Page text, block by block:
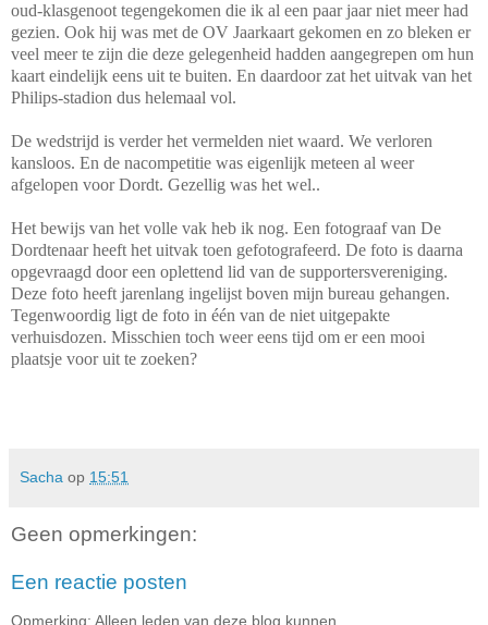
oud-klasgenoot tegengekomen die ik al een paar jaar niet meer had
gezien. Ook hij was met de OV Jaarkaart gekomen en zo bleken er
veel meer te zijn die deze gelegenheid hadden aangegrepen om hun
kaart eindelijk eens uit te buiten. En daardoor zat het uitvak van het
Philips-stadion dus helemaal vol.
De wedstrijd is verder het vermelden niet waard. We verloren
kansloos. En de nacompetitie was eigenlijk meteen al weer
afgelopen voor Dordt. Gezellig was het wel..
Het bewijs van het volle vak heb ik nog. Een fotograaf van De
Dordtenaar heeft het uitvak toen gefotografeerd. De foto is daarna
opgevraagd door een oplettend lid van de supportersvereniging.
Deze foto heeft jarenlang ingelijst boven mijn bureau gehangen.
Tegenwoordig ligt de foto in één van de niet uitgepakte
verhuisdozen. Misschien toch weer eens tijd om er een mooi
plaatsje voor uit te zoeken?
Sacha op 15:51
Geen opmerkingen:
Een reactie posten
Opmerking: Alleen leden van deze blog kunnen